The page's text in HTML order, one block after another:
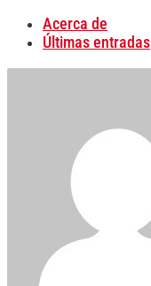
Acerca de
Últimas entradas